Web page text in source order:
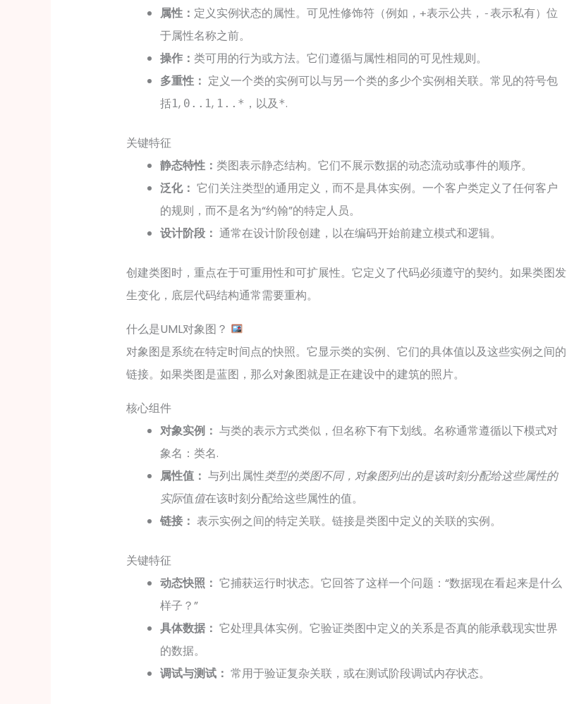
属性： 定义实例状态的属性。可见性修饰符（例如， +表示公共， -表示私有）位
于属性名称之前。
操作： 类可用的行为或方法。它们遵循与属性相同的可见性规则。
多重性： 定义一个类的实例可以与另一个类的多少个实例相关联。常见的符号包
括1, 0..1, 1..* ，以及*.
关键特征
静态特性： 类图表示静态结构。它们不展示数据的动态流动或事件的顺序。
泛化： 它们关注类型的通用定义，而不是具体实例。一个客户类定义了任何客户
的规则，而不是名为“约翰”的特定人员。
设计阶段： 通常在设计阶段创建，以在编码开始前建立模式和逻辑。
创建类图时，重点在于可重用性和可扩展性。它定义了代码必须遵守的契约。如果类图发
生变化，底层代码结构通常需要重构。
什么是UML对象图？
对象图是系统在特定时间点的快照。它显示类的实例、它们的具体值以及这些实例之间的
链接。如果类图是蓝图，那么对象图就是正在建设中的建筑的照片。
核心组件
对象实例： 与类的表示方式类似，但名称下有下划线。名称通常遵循以下模式对
象名：类名.
属性值： 与列出属性类型的类图不同，对象图列出的是该时刻分配给这些属性的
实际值值在该时刻分配给这些属性的值。
链接： 表示实例之间的特定关联。链接是类图中定义的关联的实例。
关键特征
动态快照： 它捕获运行时状态。它回答了这样一个问题：“数据现在看起来是什么
样子？”
具体数据： 它处理具体实例。它验证类图中定义的关系是否真的能承载现实世界
的数据。
调试与测试： 常用于验证复杂关联，或在测试阶段调试内存状态。